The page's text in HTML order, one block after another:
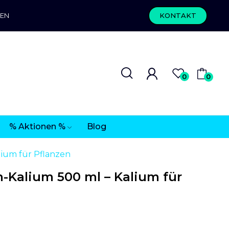
KONTAKT
0 0
% Aktionen % Blog
für Pflanzen
Kalium 500 ml – Kalium für